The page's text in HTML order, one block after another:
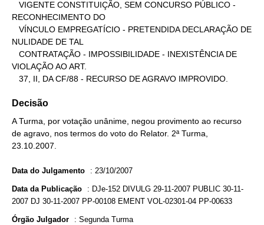
RECONHECIMENTO DO
NULIDADE DE TAL
VIOLAÇÃO AO ART.
   37, II, DA CF/88 - RECURSO DE AGRAVO IMPROVIDO.
Decisão
A Turma, por votação unânime, negou provimento ao recurso
de agravo, nos termos do voto do Relator. 2ª Turma,
23.10.2007.
Data do Julgamento : 23/10/2007
Data da Publicação : DJe-152 DIVULG 29-11-2007 PUBLIC 30-11-
2007 DJ 30-11-2007 PP-00108 EMENT VOL-02301-04 PP-00633
Órgão Julgador : Segunda Turma